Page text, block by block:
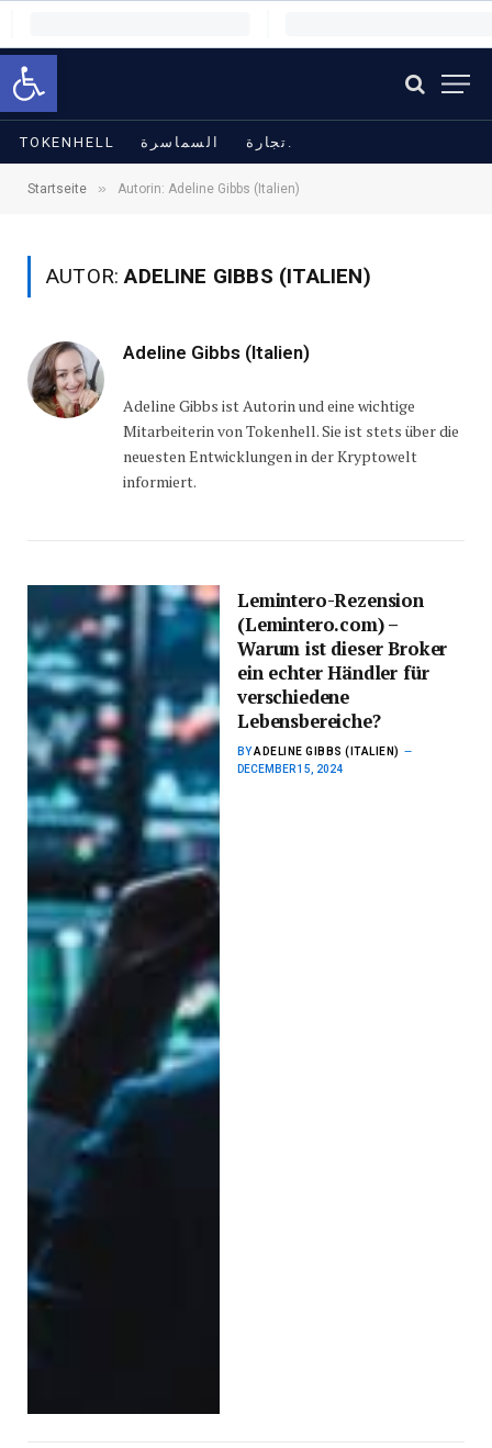
Symbolleiste öffnen
TOKENHELL السماسرة
Startseite » Autorin: Adeline Gibbs (Italien)
AUTOR:ADELINE GIBBS (ITALIEN)
Adeline Gibbs (Italien)
Adeline Gibbs ist Autorin und eine wichtige
Mitarbeiterin von Tokenhell. Sie ist stets über die
neuesten Entwicklungen in der Kryptowelt
informiert.
Lemintero-Rezension
(Lemintero.com) –
Warum ist dieser Broker
ein echter Händler für
verschiedene
Lebensbereiche?
BYADELINE GIBBS (ITALIEN)
DECEMBER 15, 2024